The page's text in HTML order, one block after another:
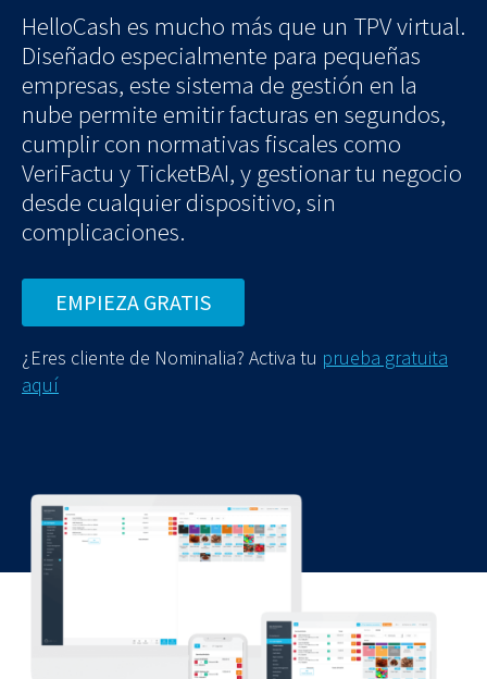
HelloCash es mucho más que un TPV virtual.
Diseñado especialmente para pequeñas
empresas, este sistema de gestión en la
nube permite emitir facturas en segundos,
cumplir con normativas fiscales como
VeriFactu y TicketBAI, y gestionar tu negocio
desde cualquier dispositivo, sin
complicaciones.
EMPIEZA GRATIS
¿Eres cliente de Nominalia? Activa tu prueba gratuita
aquí